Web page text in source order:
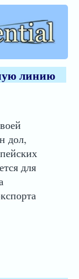
линию
дол,
для